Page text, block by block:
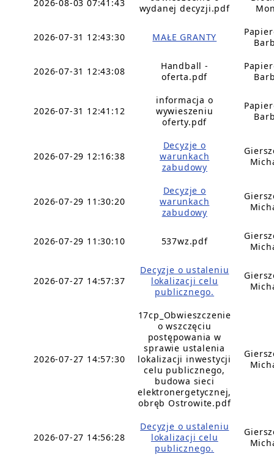
2026-08-03 07:41:43
wydanej decyzji.pdf
2026-07-31 12:43:30 MAŁE GRANTY
2026-07-31 12:43:08
Handball -
oferta.pdf
2026-07-31 12:41:12
informacja o
wywieszeniu
oferty.pdf
2026-07-29 12:16:38
Decyzje o
warunkach
zabudowy
2026-07-29 11:30:20
Decyzje o
warunkach
zabudowy
2026-07-29 11:30:10 537wz.pdf
2026-07-27 14:57:37
Decyzje o ustaleniu
lokalizacji celu
publicznego.
2026-07-27 14:57:30
17cp_Obwieszczenie
o wszczęciu
postępowania w
sprawie ustalenia
lokalizacji inwestycji
celu publicznego,
budowa sieci
elektronergetycznej,
obręb Ostrowite.pdf
2026-07-27 14:56:28
Decyzje o ustaleniu
lokalizacji celu
publicznego.